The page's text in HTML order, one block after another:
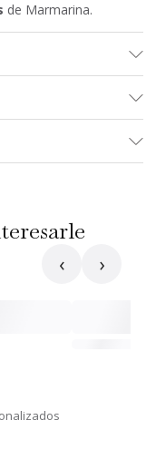
de Marmarina.
‹ ›